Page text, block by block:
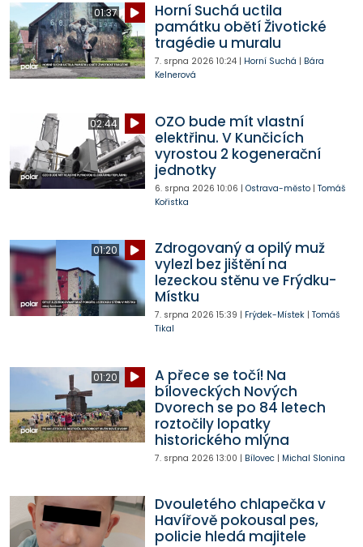
01:37
Horní Suchá uctila
památku obětí Životické
tragédie u muralu
7. srpna 2026 10:24| Horní Suchá | Bára
Kelnerová
02:44
OZO bude mít vlastní
elektřinu. V Kunčicích
vyrostou 2 kogenerační
jednotky
6. srpna 2026 10:06 | Ostrava-město| Tomáš
Kořistka
01:20
Zdrogovaný a opilý muž
vylezl bez jištění na
lezeckou stěnu ve Frýdku-
Místku
7. srpna 2026 15:39 | Frýdek-Místek| Tomáš
Tikal
01:20
A přece se točí! Na
bíloveckých Nových
Dvorech se po 84 letech
roztočily lopatky
historického mlýna
7. srpna 2026 13:00 | Bílovec| Michal Slonina
Dvouletého chlapečka v
Havířově pokousal pes,
policie hledá majitele